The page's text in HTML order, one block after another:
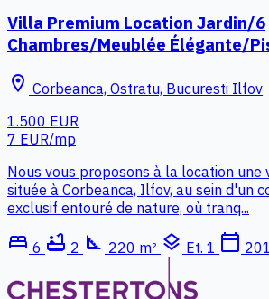
Villa Premium Location Jardin/6
Chambres/Meublée Élégante/
location_on Corbeanca, Ostratu, Bucuresti Ilfov
1.500 EUR
7 EUR/mp
Nous vous proposons à la location une
située à Corbeanca, Ilfov, au sein d'un
exclusif entouré de nature, où tranq...
bed 6 bathtub 2 square_foot 220 m² layers Et. 1 calendar_today